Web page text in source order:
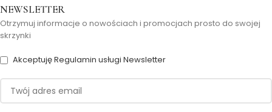
NEWSLETTER
Otrzymuj informacje o nowościach i promocjach prosto do swojej
skrzynki
Akceptuję Regulamin usługi Newsletter